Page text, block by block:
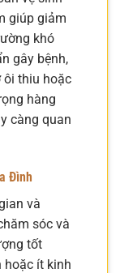
giúp giảm
khó
gây bệnh,
ôi thiu hoặc
hàng
càng quan
Đình
và
sóc và
tốt
hoặc ít kinh